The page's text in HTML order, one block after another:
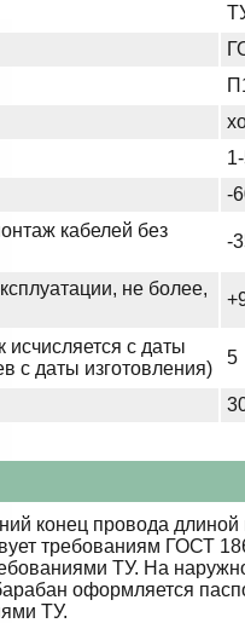
-
кабелей без
-
не более,
исчисляется с даты
с даты изготовления)
5
конец провода
требованиям ГОСТ
ТУ. На
оформляется
ТУ.